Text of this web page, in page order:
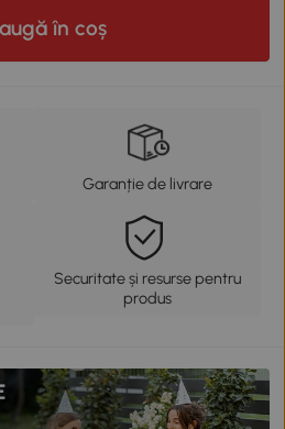
în coș
Garanție de livrare
Securitate și resurse pentru
produs